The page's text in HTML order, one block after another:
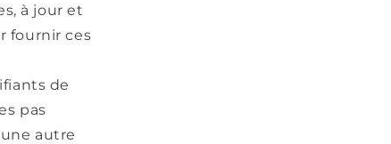
à jour et
fournir ces
de
pas
autre